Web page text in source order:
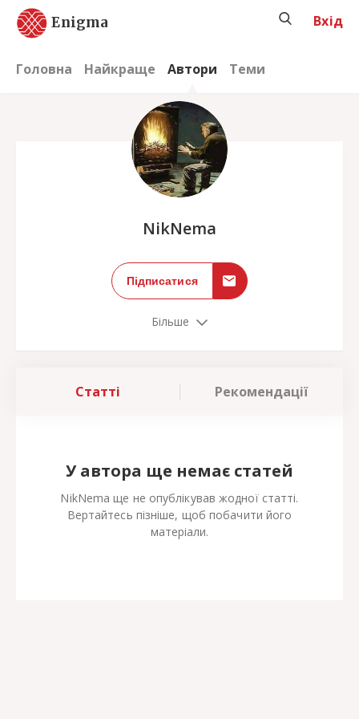
Enigma
Головна Найкраще Автори Теми
Вхід
NikNema
Підписатися
Більше
Статті Рекомендації
У автора ще немає статей
NikNema ще не опублікував жодної статті.
Вертайтесь пізніше, щоб побачити його
матеріали.